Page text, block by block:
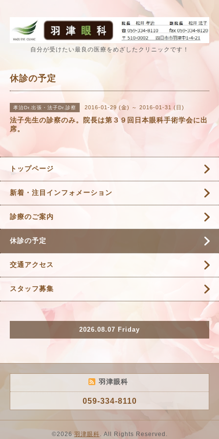
自分が受けたい最良の医療をめざしたクリニックです！
休診の予定
孝治Dr.出張・法子Dr.診察 2016-01-29 (金) ～ 2016-01-31 (日)
法子先生の診察のみ。院長は第３９回日本眼科手術学会に出
席。
トップページ
新着・注目インフォメーション
診療のご案内
休診の予定
交通アクセス
スタッフ募集
2026.08.07 Friday
羽津眼科
059-334-8110
©2026羽津眼科 . All Rights Reserved.